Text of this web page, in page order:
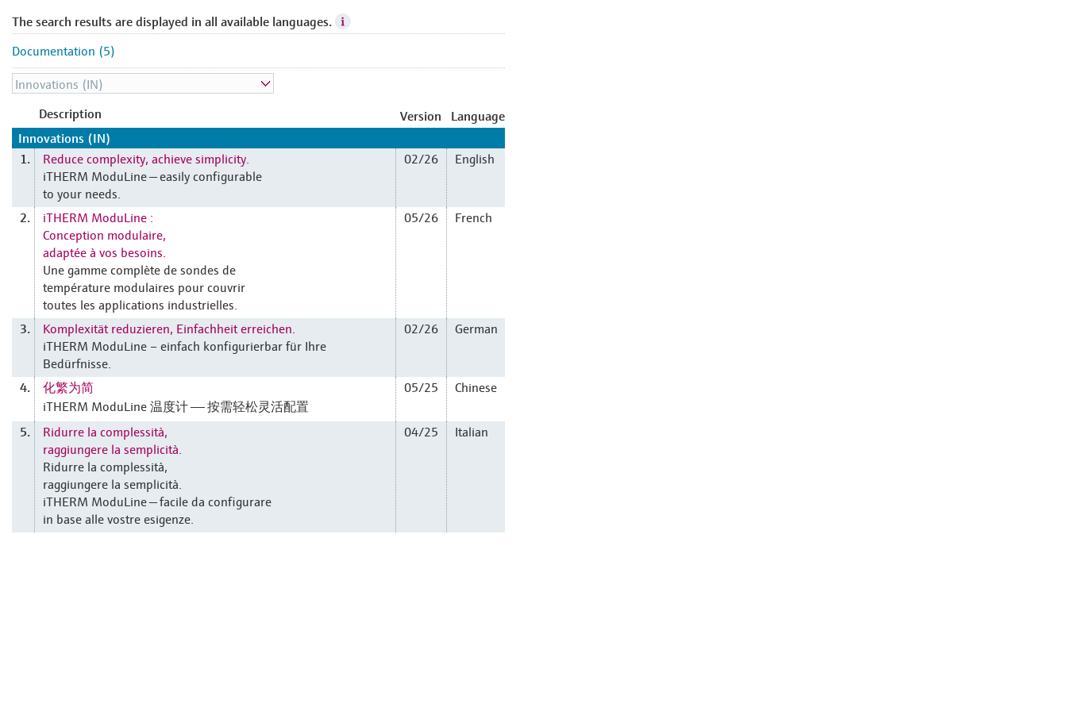
The search results are displayed in all available languages.
Documentation (5)
Description Version
Language
Innovations (IN)
1.
Reduce complexity, achieve simplicity.
iTHERM ModuLine — easily configurable
to your needs.
02/26 English
2.
iTHERM ModuLine :
Conception modulaire,
adaptée à vos besoins.
Une gamme complète de sondes de
température modulaires pour couvrir
toutes les applications industrielles.
05/26 French
3.
Komplexität reduzieren, Einfachheit erreichen.
iTHERM ModuLine – einfach konfigurierbar für Ihre
Bedürfnisse.
02/26 German
4.
化繁为简
iTHERM ModuLine 温度计 —— 按需轻松灵活配置
05/25 Chinese
5.
Ridurre la complessità,
raggiungere la semplicità.
Ridurre la complessità,
raggiungere la semplicità.
iTHERM ModuLine — facile da configurare
in base alle vostre esigenze.
04/25 Italian